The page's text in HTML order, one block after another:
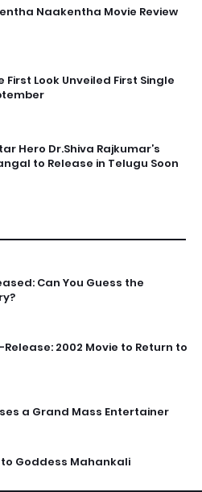
Naakentha Movie Review
First Look Unveiled First Single
Hero Dr.Shiva Rajkumar’s
to Release in Telugu Soon
Can You Guess the
2002 Movie to Return to
a Grand Mass Entertainer
Goddess Mahankali